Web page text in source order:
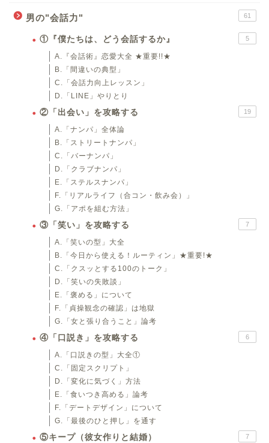
男の"会話力" 61
①『僕たちは、どう会話するか』 5
A.『会話術』恋愛大全 ★重要!!★
B.「間違いの典型」
C.「会話力向上レッスン」
D.「LINE」やりとり
②「出会い」を攻略する 19
A.「ナンパ」全体論
B.「ストリートナンパ」
C.「バーナンパ」
D.「クラブナンパ」
E.「ステルスナンパ」
F.「リアルライフ（合コン・飲み会）」
G.「アポを組む方法」
③「笑い」を攻略する 7
A.「笑いの型」大全
B.「今日から使える！ルーティン」★重要!★
C.「クスッとする100のトーク」
D.「笑いの失敗談」
E.「褒める」について
F.「貞操観念の確認」は地獄
G.「女と張り合うこと」論考
④「口説き」を攻略する 6
A.「口説きの型」大全①
C.「固定スクリプト」
D.「変化に気づく」方法
E.「食いつき高める」論考
F.「デートデザイン」について
G.「最後のひと押し」を通す
⑤キープ（彼女作りと結婚） 7